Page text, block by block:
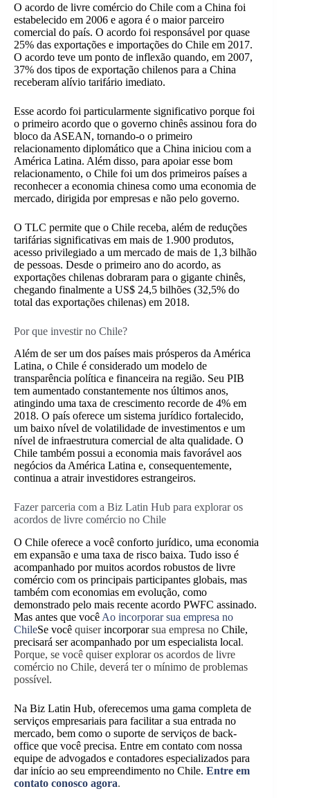
O acordo de livre comércio do Chile com a China foi
estabelecido em 2006 e agora é o maior parceiro
comercial do país. O acordo foi responsável por quase
25% das exportações e importações do Chile em 2017.
O acordo teve um ponto de inflexão quando, em 2007,
37% dos tipos de exportação chilenos para a China
receberam alívio tarifário imediato.
Esse acordo foi particularmente significativo porque foi
o primeiro acordo que o governo chinês assinou fora do
bloco da ASEAN, tornando-o o primeiro
relacionamento diplomático que a China iniciou com a
América Latina. Além disso, para apoiar esse bom
relacionamento, o Chile foi um dos primeiros países a
reconhecer a economia chinesa como uma economia de
mercado, dirigida por empresas e não pelo governo.
O TLC permite que o Chile receba, além de reduções
tarifárias significativas em mais de 1.900 produtos,
acesso privilegiado a um mercado de mais de 1,3 bilhão
de pessoas. Desde o primeiro ano do acordo, as
exportações chilenas dobraram para o gigante chinês,
chegando finalmente a US$ 24,5 bilhões (32,5% do
total das exportações chilenas) em 2018.
Por que investir no Chile?
Além de ser um dos países mais prósperos da América
Latina, o Chile é considerado um modelo de
transparência política e financeira na região. Seu PIB
tem aumentado constantemente nos últimos anos,
atingindo uma taxa de crescimento recorde de 4% em
2018. O país oferece um sistema jurídico fortalecido,
um baixo nível de volatilidade de investimentos e um
nível de infraestrutura comercial de alta qualidade. O
Chile também possui a economia mais favorável aos
negócios da América Latina e, consequentemente,
continua a atrair investidores estrangeiros.
Fazer parceria com a Biz Latin Hub para explorar os
acordos de livre comércio no Chile
O Chile oferece a você conforto jurídico, uma economia
em expansão e uma taxa de risco baixa. Tudo isso é
acompanhado por muitos acordos robustos de livre
comércio com os principais participantes globais, mas
também com economias em evolução, como
demonstrado pelo mais recente acordo PWFC assinado.
Mas antes que você Ao incorporar sua empresa no
ChileSe você quiserincorporarsua empresa no Chile,
precisará ser acompanhado por um especialista local.
Porque, se você quiser explorar os acordos de livre
comércio no Chile, deverá ter o mínimo de problemas
possível.
Na Biz Latin Hub, oferecemos uma gama completa de
serviços empresariais para facilitar a sua entrada no
mercado, bem como o suporte de serviços de back-
office que você precisa. Entre em contato com nossa
equipe de advogados e contadores especializados para
dar início ao seu empreendimento no Chile. Entre em
contato conosco agora.